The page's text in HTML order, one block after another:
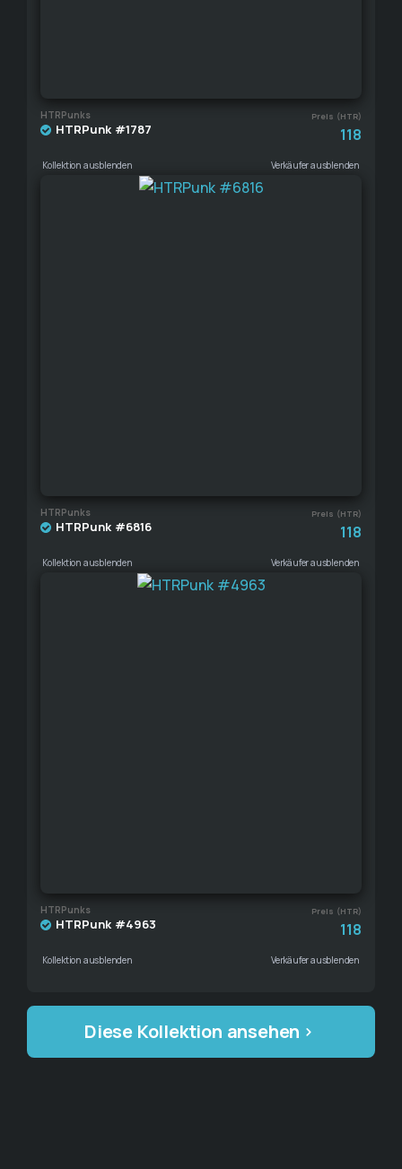
HTRPunks Preis (HTR)
HTRPunk #1787 118
Kollektion ausblenden Verkäufer ausblenden
HTRPunks Preis (HTR)
HTRPunk #6816 118
Kollektion ausblenden Verkäufer ausblenden
HTRPunks Preis (HTR)
HTRPunk #4963 118
Kollektion ausblenden Verkäufer ausblenden
Diese Kollektion ansehen